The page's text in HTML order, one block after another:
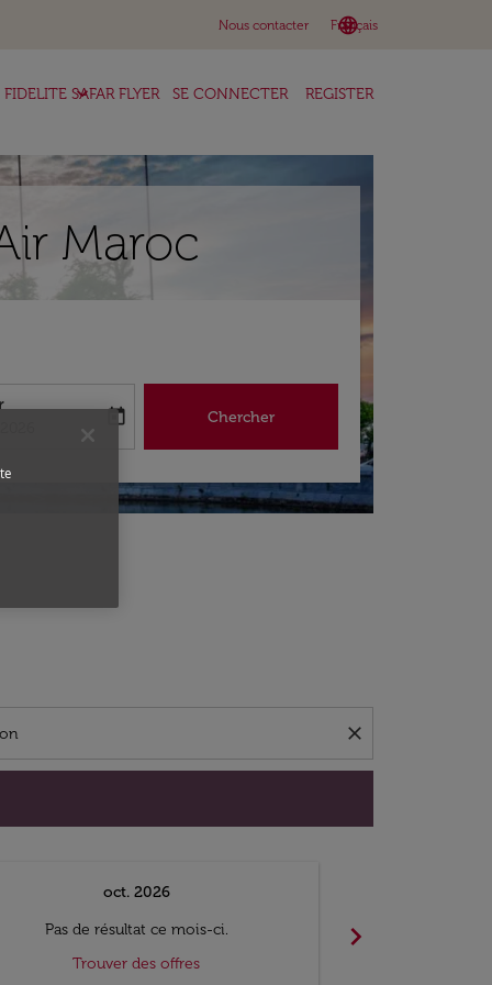
Nous contacter language
Français
keyboard_arrow_down
FIDELITE SAFAR FLYER
keyboard_arrow_down SE CONNECTER REGISTER
Maroc
return-date-aria-label
today Chercher
close
oct. 2026
Pas de résultat ce mois-ci.
Trouver des offres
chevron_right